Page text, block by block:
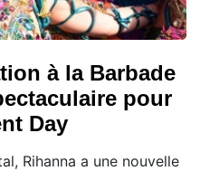
à la Barbade
pour
Day
Rihanna a une nouvelle